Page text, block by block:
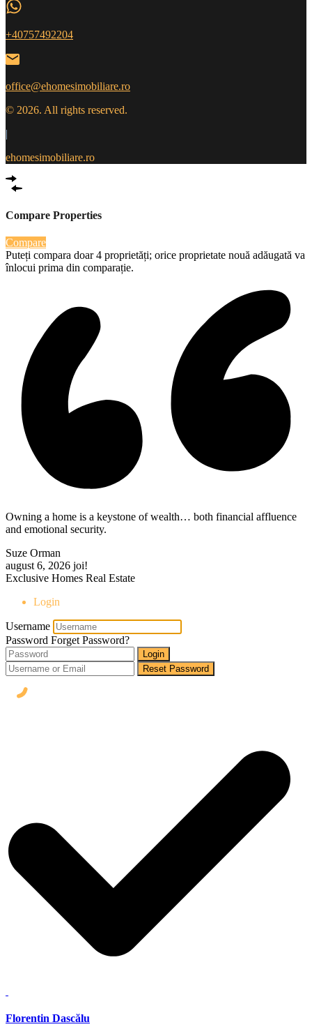
+40757492204
office@ehomesimobiliare.ro
© 2026. All rights reserved.
|
ehomesimobiliare.ro
Compare Properties
Compare
Puteți compara doar 4 proprietăți; orice proprietate nouă adăugată va
înlocui prima din comparație.
Owning a home is a keystone of wealth… both financial affluence
and emotional security.
Suze Orman
august 6, 2026 joi!
Exclusive Homes Real Estate
Login
Username
Password Forget Password?
Login
Reset Password
Florentin Dascălu